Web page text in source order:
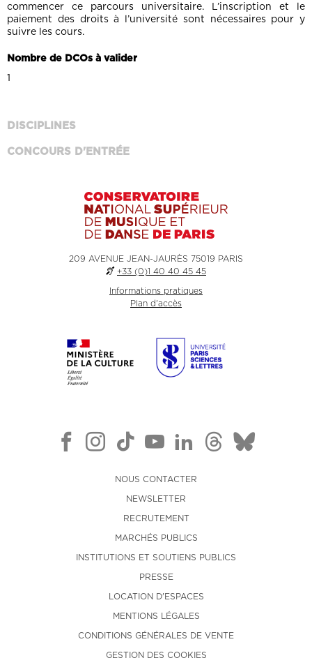
commencer ce parcours universitaire. L’inscription et le
paiement des droits à l’université sont nécessaires pour y
suivre les cours.
Nombre de DCOs à valider
1
DISCIPLINES
CONCOURS D'ENTRÉE
209 AVENUE JEAN-JAURÈS 75019 PARIS
+33 (0)1 40 40 45 45
Informations pratiques
Plan d'accès
NOUS CONTACTER
NEWSLETTER
RECRUTEMENT
MARCHÉS PUBLICS
INSTITUTIONS ET SOUTIENS PUBLICS
PRESSE
LOCATION D'ESPACES
MENTIONS LÉGALES
CONDITIONS GÉNÉRALES DE VENTE
GESTION DES COOKIES